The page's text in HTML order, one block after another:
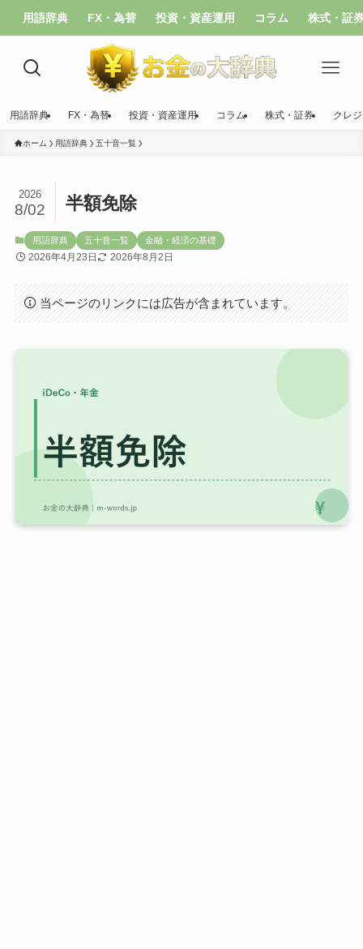
用語辞典 FX・為替 投資・資産運用 コラム 株式・証
用語辞典 FX・為替 投資・資産運用 コラム 株式・証券 クレ
ホーム 用語辞典 五十音一覧
半額免除
2026
8/02
用語辞典 五十音一覧 金融・経済の基礎
2026年4月23日 2026年8月2日
当ページのリンクには広告が含まれています。